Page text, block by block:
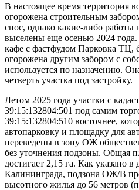
В настоящее время территория
огорожена строительным
снос, однако какие-либо
выселены еще осенью 2024
кафе с фастфудом Парковка ТЦ,
огорожена другим забором с
используется по назначению.
четверть участка под застройку.
Летом 2025 года участки с
39:15:132804:501 под самим
39:15:132804:510 восточнее,
автопарковку и площадку для
переведены в зону ОЖ
без уточнения подзоны. Общая
достигает 2,15 га. Как указано
Калининграда, подзона ОЖ/В
высотного жилья до 56 метров